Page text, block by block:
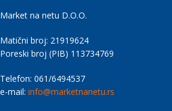
Market na netu D.O.O.
Matični broj: 21919624
Poreski broj (PIB) 113734769
Telefon: 061/6494537
e-mail: info@marketnanetu.rs